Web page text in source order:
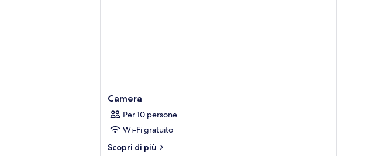
Camera
Per 10 persone
Wi-Fi gratuito
Scopri di più
Altri